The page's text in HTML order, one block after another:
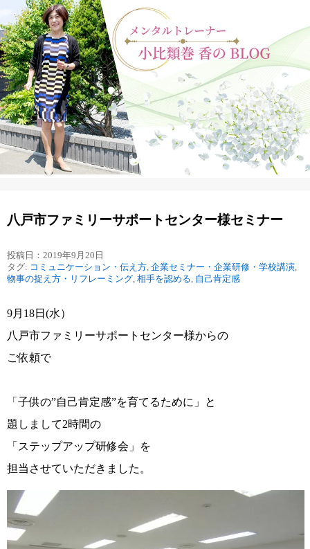
八戸市ファミリーサポートセンター様セミナー
投稿日：2019年9月20日
タグ: コミュニケーション・伝え方 企業セミナー・企業研修・学校講演
物事の捉え方・リフレーミング 相手を認める 自己肯定感
9月18日(水）
八戸市ファミリーサポートセンター様からの
ご依頼で
「子供の”自己肯定感”を育てるために」と
題しまして2時間の
「ステップアップ研修会」を
担当させていただきました。